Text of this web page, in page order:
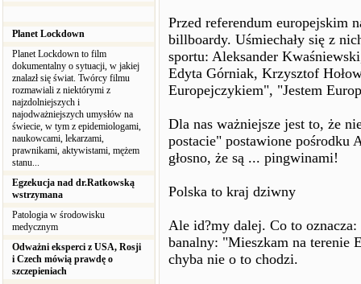
Planet Lockdown
Planet Lockdown to film
dokumentalny o sytuacji, w jakiej
znalazł się świat. Twórcy filmu
rozmawiali z niektórymi z
najzdolniejszych i
najodważniejszych umysłów na
świecie, w tym z epidemiologami,
naukowcami, lekarzami,
prawnikami, aktywistami, mężem
stanu...
Egzekucja nad dr.Ratkowską
wstrzymana
Patologia w środowisku
medycznym
Odważni eksperci z USA, Rosji
i Czech mówią prawdę o
szczepieniach
Przed referendum europejskim
billboardy. Uśmiechały się z
sportu: Aleksander
Edyta Górniak, Krzysztof
Europejczykiem", "Jestem
Dla nas ważniejsze jest to, że
postacie" postawione pośrodku
głosno, że są ... pingwinami!
Polska to kraj dziwny
Ale id?my dalej. Co to
banalny: "Mieszkam na terenie
chyba nie o to chodzi.